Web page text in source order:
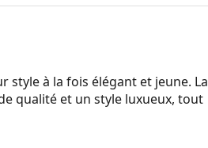
style à la fois élégant et jeune. La
qualité et un style luxueux, tout